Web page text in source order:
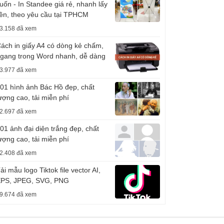
- In Standee giá rẻ, nhanh lấy
theo yêu cầu tại TPHCM
đã xem
in giấy A4 có dòng kẻ chấm,
trong Word nhanh, dễ dàng
đã xem
hình ảnh Bác Hồ đẹp, chất
cao, tải miễn phí
đã xem
ảnh đại diện trắng đẹp, chất
cao, tải miễn phí
đã xem
mẫu logo Tiktok file vector AI,
JPEG, SVG, PNG
đã xem